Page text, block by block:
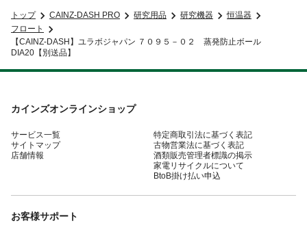
トップ CAINZ-DASH PRO 研究用品 研究機器
恒温器
フロート
【CAINZ-DASH】ユラボジャパン ７０９５－０２ 蒸発防止ボール
DIA20【別送品】
カインズオンラインショップ
サービス一覧
サイトマップ
店舗情報
特定商取引法に基づく表記
古物営業法に基づく表記
酒類販売管理者標識の掲示
家電リサイクルについて
BtoB掛け払い申込
お客様サポート